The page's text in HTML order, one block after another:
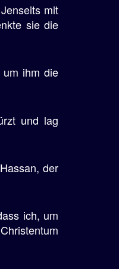
mit
sie die
ihm die
und lag
der
ich, um